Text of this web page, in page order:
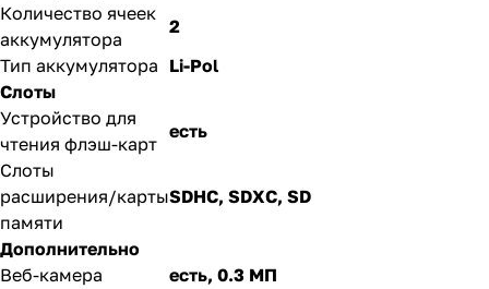
Количество ячеек
аккумулятора
2
Тип аккумулятора Li-Pol
Слоты
Устройство для
чтения флэш-карт
есть
Слоты
расширения/карты
памяти
SDHC, SDXC, SD
Дополнительно
Веб-камера
есть, 0.3 МП